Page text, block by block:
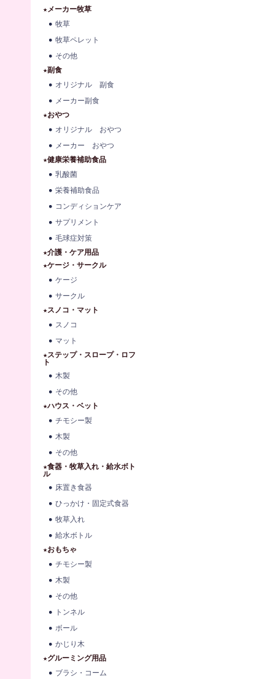
★メーカー牧草
牧草
牧草ペレット
その他
★副食
オリジナル 副食
メーカー副食
★おやつ
オリジナル おやつ
メーカー おやつ
★健康栄養補助食品
乳酸菌
栄養補助食品
コンディションケア
サプリメント
毛球症対策
★介護・ケア用品
★ケージ・サークル
ケージ
サークル
★スノコ・マット
スノコ
マット
★ステップ・スロープ・ロフ
ト
木製
その他
★ハウス・ベット
チモシー製
木製
その他
★食器・牧草入れ・給水ボト
ル
床置き食器
ひっかけ・固定式食器
牧草入れ
給水ボトル
★おもちゃ
チモシー製
木製
その他
トンネル
ボール
かじり木
★グルーミング用品
ブラシ・コーム